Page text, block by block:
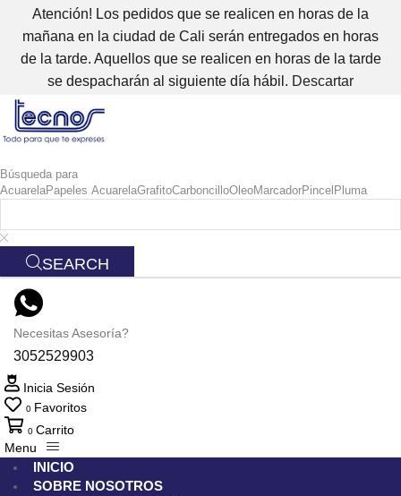
Atención! Los pedidos que se realicen en horas de la
mañana en la ciudad de Cali serán entregados en horas
de la tarde. Aquellos que se realicen en horas de la tarde
se despacharán al siguiente día hábil. Descartar
Búsqueda para
AcuarelaPapeles AcuarelaGrafitoCarboncilloOleoMarcadorPincel Pluma
SEARCH
Necesitas Asesoría?
3052529903
Inicia Sesión
0 Favoritos
0 Carrito
Menu
INICIO
SOBRE NOSOTROS